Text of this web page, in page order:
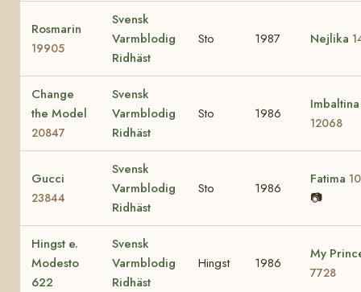
Rosmarin
19905
Svensk
Varmblodig
Ridhäst
Sto 1987 Nejlika
Change
the Model
20847
Svensk
Varmblodig
Ridhäst
Sto 1986
Imbaltina
12068
Gucci
23844
Svensk
Varmblodig
Ridhäst
Sto 1986
Fatima
📷
Hingst e.
Modesto
622
Svensk
Varmblodig
Ridhäst
Hingst 1986
My
7728